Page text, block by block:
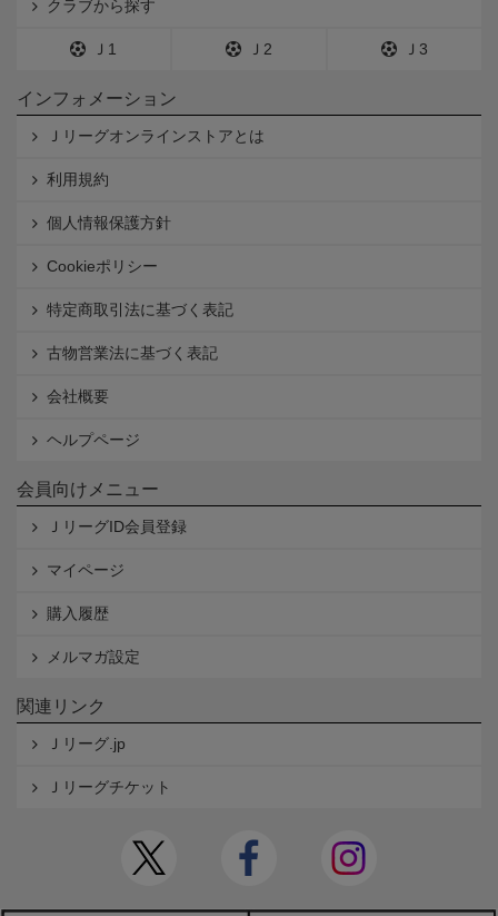
クラブから探す
Ｊ1 Ｊ2 Ｊ3
インフォメーション
Ｊリーグオンラインストアとは
利用規約
個人情報保護方針
Cookieポリシー
特定商取引法に基づく表記
古物営業法に基づく表記
会社概要
ヘルプページ
会員向けメニュー
ＪリーグID会員登録
マイページ
購入履歴
メルマガ設定
関連リンク
Ｊリーグ.jp
Ｊリーグチケット